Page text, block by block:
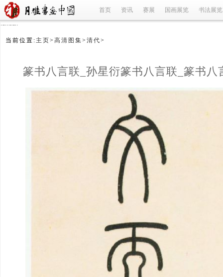
首页 资讯 赛展 国画展览 书法展览
refused
当前位置: 主页> 高清图集> 清代>
篆书八言联_孙星衍篆书八言联_篆书八